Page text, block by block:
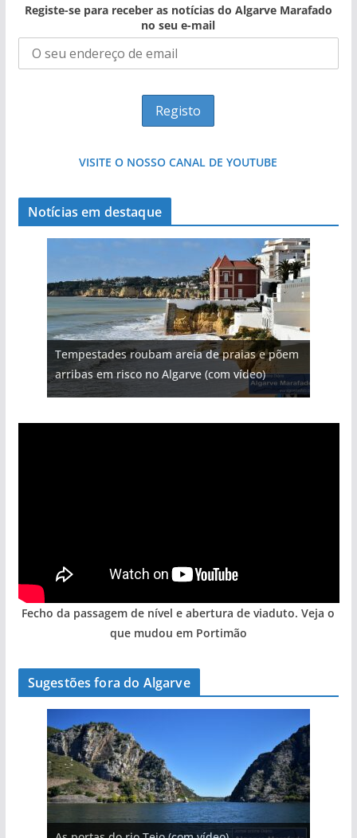
Registe-se para receber as notícias do Algarve Marafado
no seu e-mail
VISITE O NOSSO CANAL DE YOUTUBE
Notícias em destaque
Tempestades roubam areia de praias e põem
arribas em risco no Algarve (com vídeo)
Fecho da passagem de nível e abertura de viaduto. Veja o
que mudou em Portimão
Sugestões fora do Algarve
A aldeia mais portuguesa de Portugal (com